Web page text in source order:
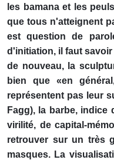
les bamana et les
que tous n'atteignent
est question de
d'initiation, il faut
de nouveau, la
bien que «en
représentent pas leur
Fagg), la barbe, indice
virilité, de capital-
retrouver sur un très
masques. La